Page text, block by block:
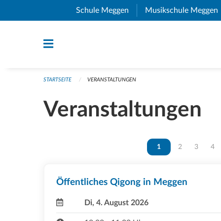
Navigation überspringen
Schule Meggen (External Link)
Musikschule Meggen
STARTSEITE VERANSTALTUNGEN
Veranstaltungen
Vous êtes sur la page
1 Vous êtes sur
2 Vous
3 4
Öffentliches Qigong in Meggen
Di, 4. August 2026